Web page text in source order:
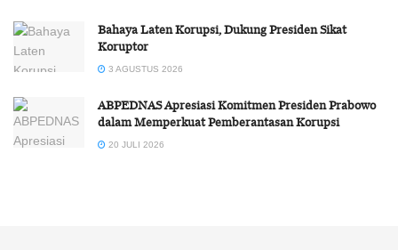
Bahaya Laten Korupsi, Dukung Presiden Sikat
Koruptor
3 AGUSTUS 2026
ABPEDNAS Apresiasi Komitmen Presiden Prabowo
dalam Memperkuat Pemberantasan Korupsi
20 JULI 2026